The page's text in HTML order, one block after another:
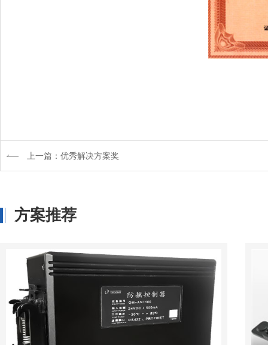
上一篇：优秀解决方案奖
方案推荐
毫米波雷达传感器